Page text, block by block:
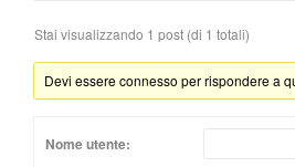
Stai visualizzando 1 post (di 1 totali)
Devi essere connesso per rispondere a
Nome utente: